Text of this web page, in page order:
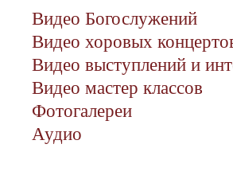
Видео Богослужений
Видео хоровых
Видео выступлений и
Видео мастер классов
Фотогалереи
Аудио